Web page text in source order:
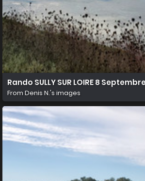
Rando SULLY SUR LOIRE 8
From Denis N.'s images